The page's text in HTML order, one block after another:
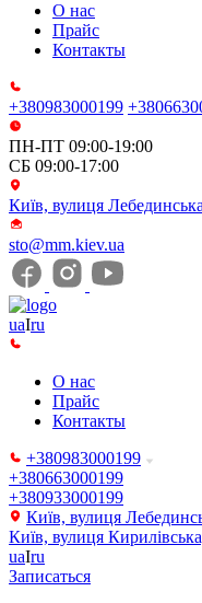
О нас
Прайс
Контакты
+380983000199
ПН-ПТ 09:00-19:00
СБ 09:00-17:00
Київ, вулиця
sto@mm.kiev.ua
uaIru
О нас
Прайс
Контакты
+380983000199
+380663000199
+380933000199
Київ, вулиця
Київ, вулиця
uaIru
Записаться